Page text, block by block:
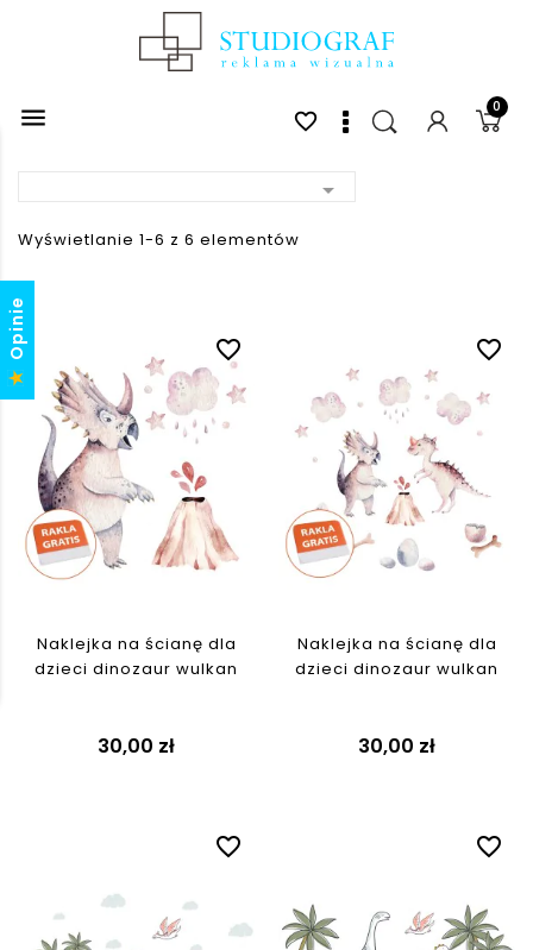
 0
favorite_border

Wyświetlanie 1-6 z 6 elementów
favorite_border
Naklejka na ścianę dla
dzieci dinozaur wulkan
30,00 zł
favorite_border
Naklejka na ścianę dla
dzieci dinozaur wulkan
30,00 zł
favorite_border favorite_border
Opinie